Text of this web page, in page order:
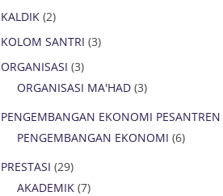
KALDIK (2)
KOLOM SANTRI (3)
ORGANISASI (3)
ORGANISASI MA'HAD (3)
PENGEMBANGAN EKONOMI PESANTREN
PENGEMBANGAN EKONOMI (6)
PRESTASI (29)
AKADEMIK (7)